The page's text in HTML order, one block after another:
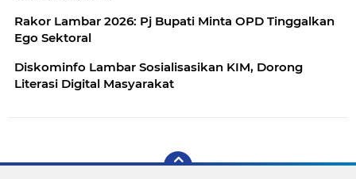
Rakor Lambar 2026: Pj Bupati Minta OPD Tinggalkan
Ego Sektoral
Diskominfo Lambar Sosialisasikan KIM, Dorong
Literasi Digital Masyarakat